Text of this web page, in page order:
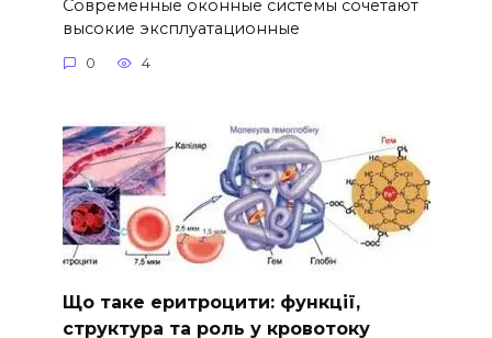
Современные оконные системы сочетают
высокие эксплуатационные
0 4
Що таке еритроцити: функції,
структура та роль у кровотоку